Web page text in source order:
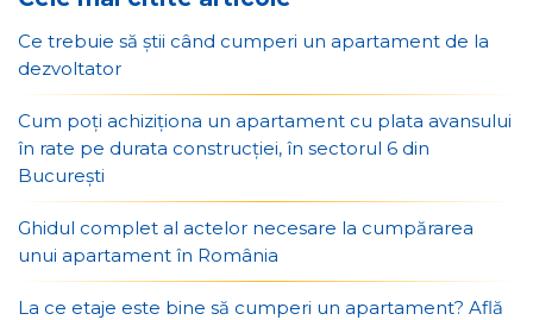
Ce trebuie să știi când cumperi un apartament de la
dezvoltator
Cum poți achiziționa un apartament cu plata avansului
în rate pe durata construcției, în sectorul 6 din
București
Ghidul complet al actelor necesare la cumpărarea
unui apartament în România
La ce etaje este bine să cumperi un apartament? Află